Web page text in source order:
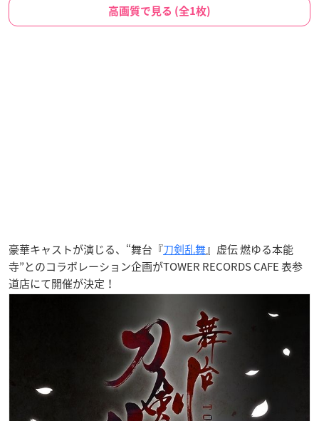
高画質で見る (全1枚)
豪華キャストが演じる、“舞台『刀剣乱舞』虚伝 燃ゆる本能
寺”とのコラボレーション企画がTOWER RECORDS CAFE 表参
道店にて開催が決定！